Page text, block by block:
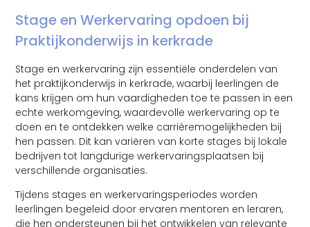
Stage en Werkervaring opdoen bij
Praktijkonderwijs in kerkrade
Stage en werkervaring zijn essentiële onderdelen van
het praktijkonderwijs in kerkrade, waarbij leerlingen de
kans krijgen om hun vaardigheden toe te passen in een
echte werkomgeving, waardevolle werkervaring op te
doen en te ontdekken welke carrièremogelijkheden bij
hen passen. Dit kan variëren van korte stages bij lokale
bedrijven tot langdurige werkervaringsplaatsen bij
verschillende organisaties.
Tijdens stages en werkervaringsperiodes worden
leerlingen begeleid door ervaren mentoren en leraren,
die hen ondersteunen bij het ontwikkelen van relevante